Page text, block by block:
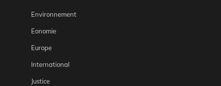
Environnement
Eonomie
Europe
International
Justice